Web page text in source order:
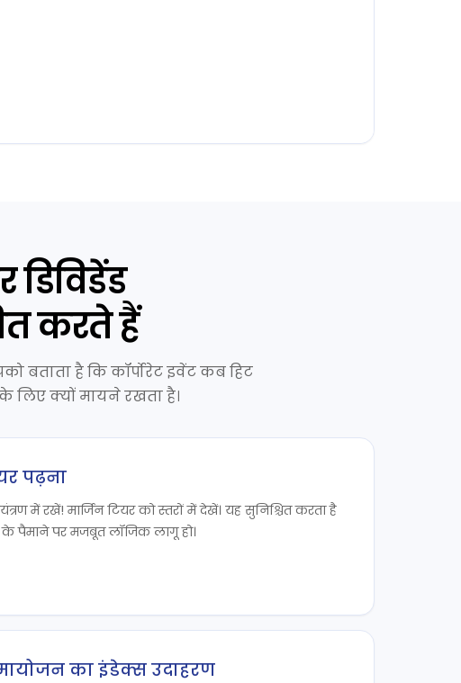
करते हैं
बताता है कि कॉर्पोरेट इवेंट कब हिट
क्यों मायने रखता है।
पढ़ना
में रखें! मार्जिन टियर को स्तरों में देखें। यह सुनिश्चित करता है
पैमाने पर मजबूत लॉजिक लागू हो।
का इंडेक्स उदाहरण